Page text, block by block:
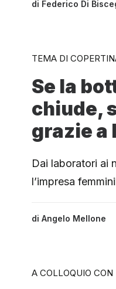
di Federico Di
TEMA DI
Se la
chiude,
grazie a
Dai laboratori ai
l’impresa
di Angelo Mellone
A COLLOQUIO CON